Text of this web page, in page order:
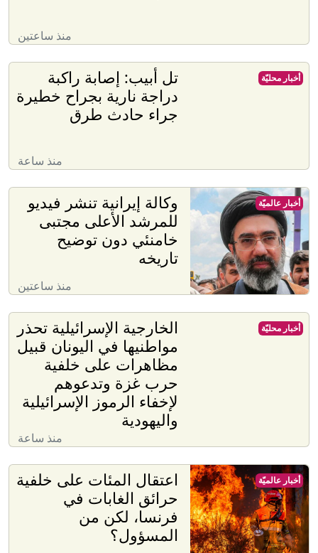
منذ ساعتين
تل أبيب: إصابة راكبة
دراجة نارية بجراح خطيرة
جراء حادث طرق
منذ ساعة
أخبار محليّة
وكالة إيرانية تنشر فيديو
للمرشد الأعلى مجتبى
خامنئي دون توضيح
تاريخه
منذ ساعتين
أخبار عالميّة
الخارجية الإسرائيلية تحذر
مواطنيها في اليونان قبيل
مظاهرات على خلفية
حرب غزة وتدعوهم
لإخفاء الرموز الإسرائيلية
واليهودية
منذ ساعة
أخبار محليّة
اعتقال المئات على خلفية
حرائق الغابات في
فرنسا، لكن من
المسؤول؟
أخبار عالميّة